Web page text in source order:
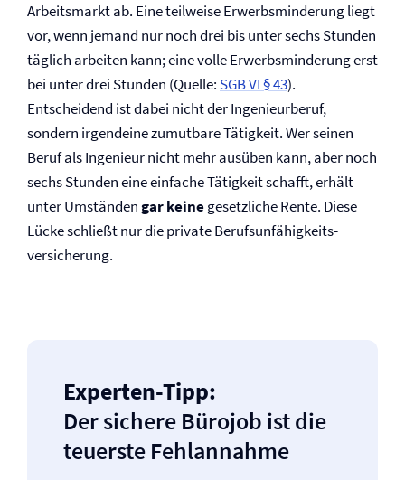
Arbeitsmarkt ab. Eine teilweise Erwerbsminderung liegt
vor, wenn jemand nur noch drei bis unter sechs Stunden
täglich arbeiten kann; eine volle Erwerbsminderung erst
bei unter drei Stunden (Quelle: SGB VI § 43).
Entscheidend ist dabei nicht der Ingenieurberuf,
sondern irgendeine zumutbare Tätigkeit. Wer seinen
Beruf als Ingenieur nicht mehr ausüben kann, aber noch
sechs Stunden eine einfache Tätigkeit schafft, erhält
unter Umständengar keinegesetzliche Rente. Diese
Lücke schließt nur die private Berufs­unfähigkeits­
versicherung.
Experten-Tipp:
Der sichere Bürojob ist die
teuerste Fehlannahme